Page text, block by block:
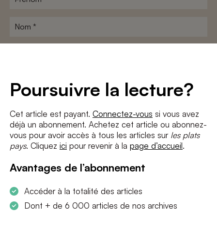
Poursuivre la lecture?
Cet article est payant. Connectez-vous si vous avez
déjà un abonnement. Achetez cet article ou abonnez-
vous pour avoir accès à tous les articles sur les plats
pays. Cliquez ici pour revenir à la page d’accueil.
Avantages de l’abonnement
Accéder à la totalité des articles
Dont + de 6 000 articles de nos archives
Nom
J'accepte les termes et conditions etla politique de confidentialité
S'INSCRIRE